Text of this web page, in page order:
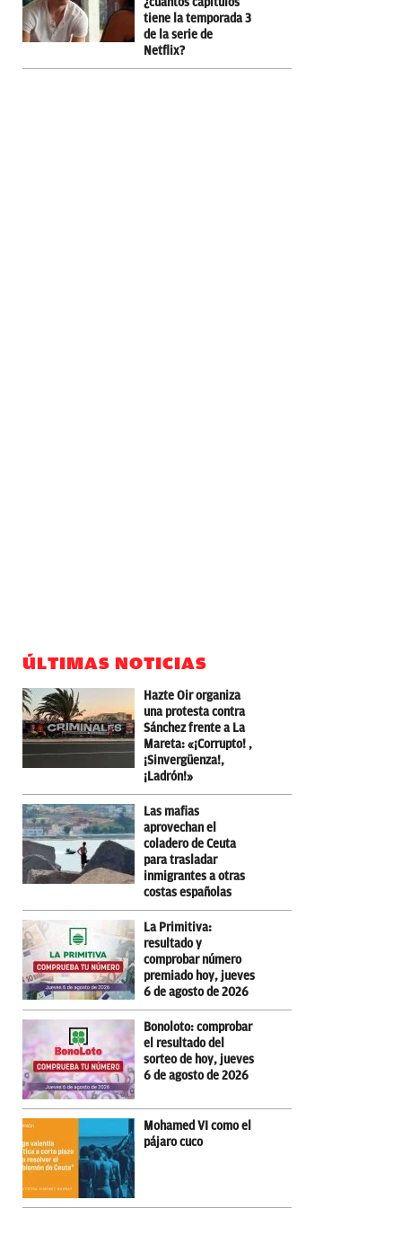
tiene la temporada 3
de la serie de
Netflix?
ÚLTIMAS NOTICIAS
Hazte Oir organiza
una protesta contra
Sánchez frente a La
Mareta: «¡Corrupto! ,
¡Sinvergüenza!,
¡Ladrón!»
Las mafias
aprovechan el
coladero de Ceuta
para trasladar
inmigrantes a otras
costas españolas
La Primitiva:
resultado y
comprobar número
premiado hoy, jueves
6 de agosto de 2026
Bonoloto: comprobar
el resultado del
sorteo de hoy, jueves
6 de agosto de 2026
Mohamed VI como el
pájaro cuco